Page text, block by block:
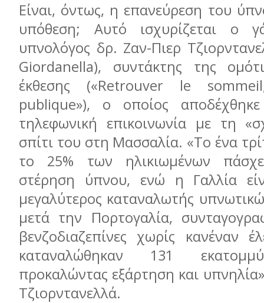
Είναι, όντως, η επανεύρεση του
υπόθεση; Αυτό ισχυρίζεται ο
υπνολόγος δρ. Ζαν-Πιερ
Giordanella), συντάκτης της
έκθεσης («Retrouver le
publique»), ο οποίος
τηλεφωνική επικοινωνία με τη
σπίτι του στη Μασσαλία. «Το ένα
το 25% των ηλικιωμένων
στέρηση ύπνου, ενώ η Γαλλία
μεγαλύτερος καταναλωτής
μετά την Πορτογαλία,
βενζοδιαζεπίνες χωρίς κανέναν
καταναλώθηκαν 131
προκαλώντας εξάρτηση και
Τζιορντανελλά.